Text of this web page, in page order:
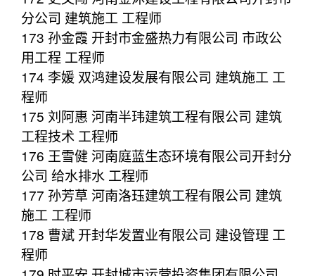
分公司 建筑施工 工程师
173 孙金霞 开封市金盛热力有限公司 市政公
用工程 工程师
174 李媛 双鸿建设发展有限公司 建筑施工 工
程师
175 刘阿惠 河南半玮建筑工程有限公司 建筑
工程技术 工程师
176 王雪健 河南庭蓝生态环境有限公司开封分
公司 给水排水 工程师
177 孙芳草 河南洛珏建筑工程有限公司 建筑
施工 工程师
178 曹斌 开封华发置业有限公司 建设管理 工
程师